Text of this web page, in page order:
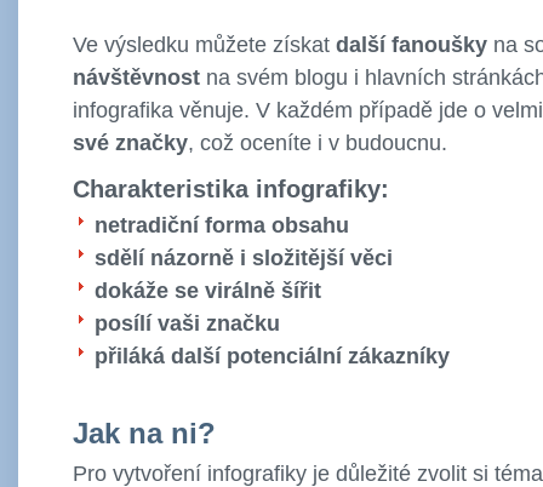
Ve výsledku můžete získat další fanoušky na
návštěvnost na svém blogu i hlavních
infografika věnuje. V každém případě jde o
své značky, což oceníte i v budoucnu.
Charakteristika infografiky:
netradiční forma obsahu
sdělí názorně i složitější věci
dokáže se virálně šířit
posílí vaši značku
přiláká další potenciální zákazníky
Jak na ni?
Pro vytvoření infografiky je důležité zvolit si